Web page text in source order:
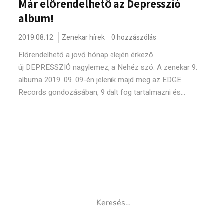
Már előrendelhető az Depresszió
album!
2019.08.12. Zenekar hírek 0 hozzászólás
Előrendelhető a jövő hónap elején érkező
új DEPRESSZIÓ nagylemez, a Nehéz szó. A zenekar 9.
albuma 2019. 09. 09-én jelenik majd meg az EDGE
Records gondozásában, 9 dalt fog tartalmazni és...